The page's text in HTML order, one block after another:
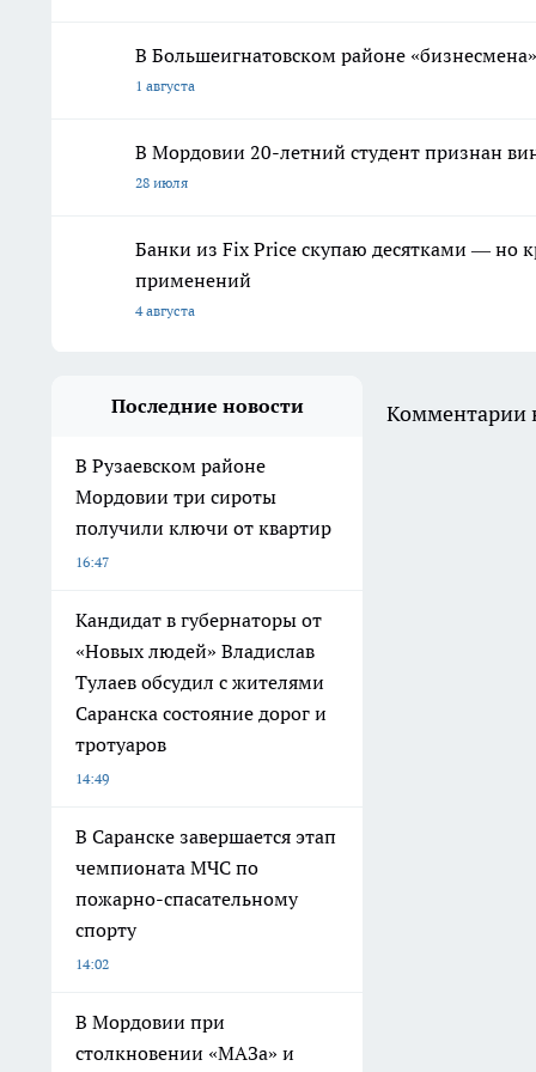
В Большеигнатовском районе
1 августа
В Мордовии 20-летний студент признан
28 июля
Банки из Fix Price скупаю десятками — но
применений
4 августа
Последние новости
В Рузаевском районе
Мордовии три сироты
получили ключи от квартир
16:47
Кандидат в губернаторы от
«Новых людей» Владислав
Тулаев обсудил с жителями
Саранска состояние дорог и
тротуаров
14:49
В Саранске завершается этап
чемпионата МЧС по
пожарно-спасательному
спорту
14:02
В Мордовии при
столкновении «МАЗа» и
Комментарии